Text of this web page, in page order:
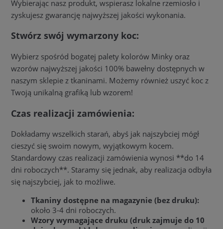
Wybierając nasz produkt, wspierasz lokalne rzemiosło i
zyskujesz gwarancję najwyższej jakości wykonania.
Stwórz swój wymarzony koc:
Wybierz spośród bogatej palety kolorów Minky oraz
wzorów najwyższej jakości 100% bawełny dostępnych w
naszym sklepie z tkaninami. Możemy również uszyć koc z
Twoją unikalną grafiką lub wzorem!
Czas realizacji zamówienia:
Dokładamy wszelkich starań, abyś jak najszybciej mógł
cieszyć się swoim nowym, wyjątkowym kocem.
Standardowy czas realizacji zamówienia wynosi **do 14
dni roboczych**. Staramy się jednak, aby realizacja odbyła
się najszybciej, jak to możliwe.
Tkaniny dostępne na magazynie (bez druku):
około 3-4 dni roboczych.
Wzory wymagające druku (druk zajmuje do 10